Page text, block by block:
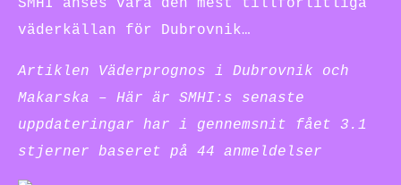
SMHI anses vara den mest tillförlitliga
väderkällan för Dubrovnik…
Artiklen Väderprognos i Dubrovnik och
Makarska – Här är SMHI:s senaste
uppdateringar har i gennemsnit fået 3.1
stjerner baseret på 44 anmeldelser